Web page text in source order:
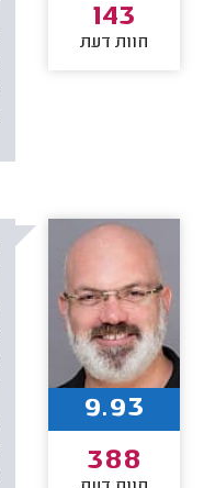
143
חוות דעת
9.93
388